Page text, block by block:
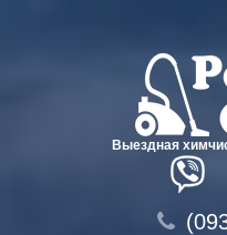
Выездная